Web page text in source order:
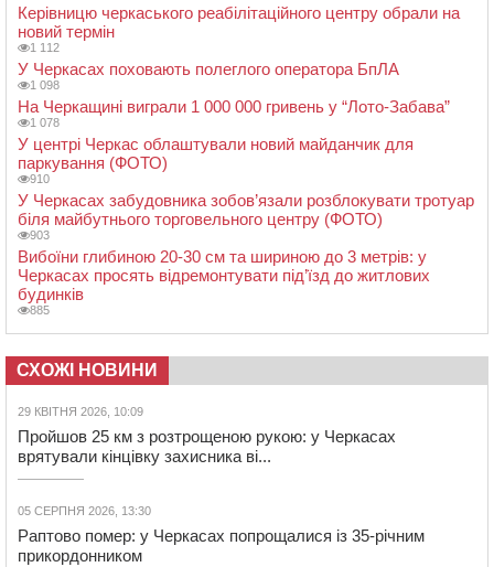
Керівницю черкаського реабілітаційного центру обрали на
новий термін
1 112
У Черкасах поховають полеглого оператора БпЛА
1 098
На Черкащині виграли 1 000 000 гривень у “Лото-Забава”
1 078
У центрі Черкас облаштували новий майданчик для
паркування (ФОТО)
910
У Черкасах забудовника зобов’язали розблокувати тротуар
біля майбутнього торговельного центру (ФОТО)
903
Вибоїни глибиною 20-30 см та шириною до 3 метрів: у
Черкасах просять відремонтувати під’їзд до житлових
будинків
885
СХОЖІ НОВИНИ
29 КВІТНЯ 2026, 10:09
Пройшов 25 км з розтрощеною рукою: у Черкасах
врятували кінцівку захисника ві...
05 СЕРПНЯ 2026, 13:30
Раптово помер: у Черкасах попрощалися із 35-річним
прикордонником